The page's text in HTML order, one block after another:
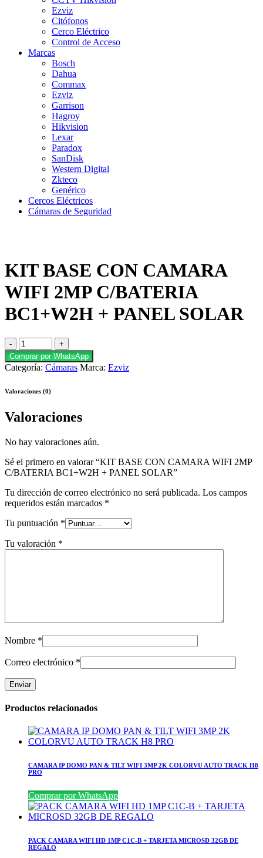
Ezviz
Citófonos
Cerco Eléctrico
Control de Acceso
Marcas
Bosch
Dahua
Commax
Ezviz
Garrison
Hagroy
Hikvision
Lexar
Paradox
SanDisk
Western Digital
Zkteco
Genérico
Cercos Eléctricos
Cámaras de Seguridad
KIT BASE CON CAMARA
WIFI 2MP C/BATERIA
BC1+W2H + PANEL SOLAR
Comprar por WhatsApp
Categoría: Cámaras Marca: Ezviz
Valoraciones (0)
Valoraciones
No hay valoraciones aún.
Sé el primero en valorar “KIT BASE CON CAMARA WIFI 2MP
C/BATERIA BC1+W2H + PANEL SOLAR”
Tu dirección de correo electrónico no será publicada. Los campos
requeridos están marcados *
Tu puntuación *
Tu valoración *
Nombre *
Correo electrónico *
Productos relacionados
CAMARA IP DOMO PAN & TILT WIFI 3MP 2K COLORVU AUTO TRACK H8
PRO
Comprar por WhatsApp
PACK CAMARA WIFI HD 1MP C1C-B + TARJETA MICROSD 32GB DE
REGALO